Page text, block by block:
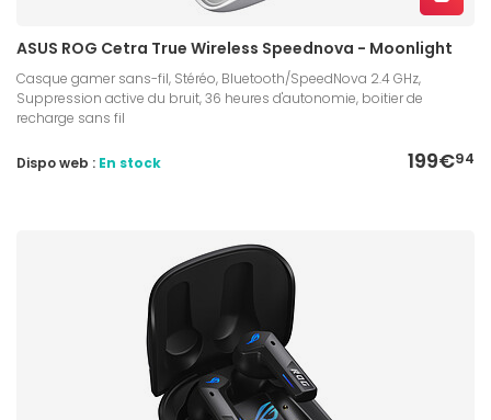
ASUS ROG Cetra True Wireless Speednova - Moonlight
Casque gamer sans-fil, Stéréo, Bluetooth/SpeedNova 2.4 GHz,
Suppression active du bruit, 36 heures d'autonomie, boitier de
recharge sans fil
199€94
Dispo web : En stock